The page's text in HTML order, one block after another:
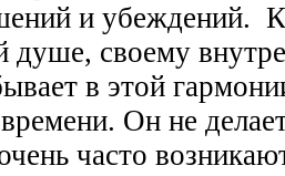
и убеждений.
душе, своему
в этой
Он не
часто